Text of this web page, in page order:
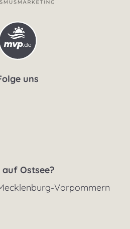
uns
auf Ostsee?
Vorpommern